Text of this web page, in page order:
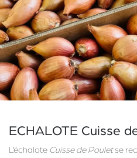
ECHALOTE Cuisse
L’échalote Cuisse de Pouletse